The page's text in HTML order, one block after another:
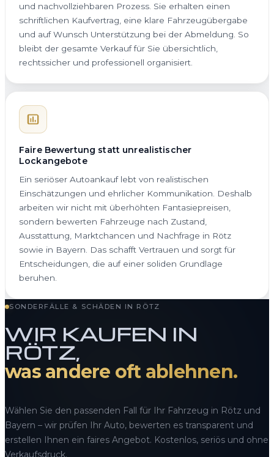
und nachvollziehbaren Prozess. Sie erhalten einen
schriftlichen Kaufvertrag, eine klare Fahrzeugübergabe
und auf Wunsch Unterstützung bei der Abmeldung. So
bleibt der gesamte Verkauf für Sie übersichtlich,
rechtssicher und professionell organisiert.
Faire Bewertung statt unrealistischer
Lockangebote
Ein seriöser Autoankauf lebt von realistischen
Einschätzungen und ehrlicher Kommunikation. Deshalb
arbeiten wir nicht mit überhöhten Fantasiepreisen,
sondern bewerten Fahrzeuge nach Zustand,
Ausstattung, Marktchancen und Nachfrage in Rötz
sowie in Bayern. Das schafft Vertrauen und sorgt für
Entscheidungen, die auf einer soliden Grundlage
beruhen.
SONDERFÄLLE & SCHÄDEN IN RÖTZ
WIR KAUFEN IN
RÖTZ,
was andere oft ablehnen.
Wählen Sie den passenden Fall für Ihr Fahrzeug in Rötz und
Bayern – wir prüfen Ihr Auto, bewerten es transparent und
erstellen Ihnen ein faires Angebot. Kostenlos, seriös und ohne